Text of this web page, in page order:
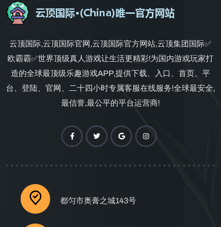
云顶国际,云顶国际官网,云顶国际官方网站,云顶集团国际✅
欧霸霸✅世界顶级真人游戏让生活更精彩!为国内游戏玩家打
造的全球最顶级乐趣游戏APP,提供下载、入口、首页、平
台、登陆、官网、二十四小时专属客服在线服务!全球最安全,
最信誉,最公平的平台运营商!
都匀市奥膏之城143号